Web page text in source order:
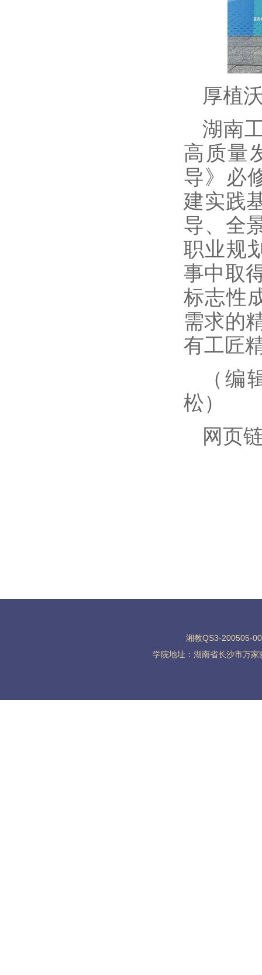
厚植
湖南
高质量
导》必
建实践
导、全
职业规
事中取
标志性
需求的
有工匠
（
松）
网页
湘教QS3-200505-
学院地址：湖南省长沙市万